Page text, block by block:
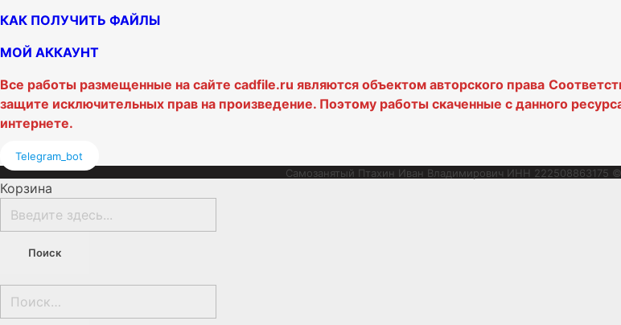
КАК ПОЛУЧИТЬ ФАЙЛЫ
МОЙ АККАУНТ
Все работы размещенные на сайте cadfile.ru являются объектом авторского права
защите исключительных прав на произведение. Поэтому работы скаченные с данного
интернете.
Telegram_bot
Самозанятый Птахин Иван Владимирович ИНН 222508863175
Корзина